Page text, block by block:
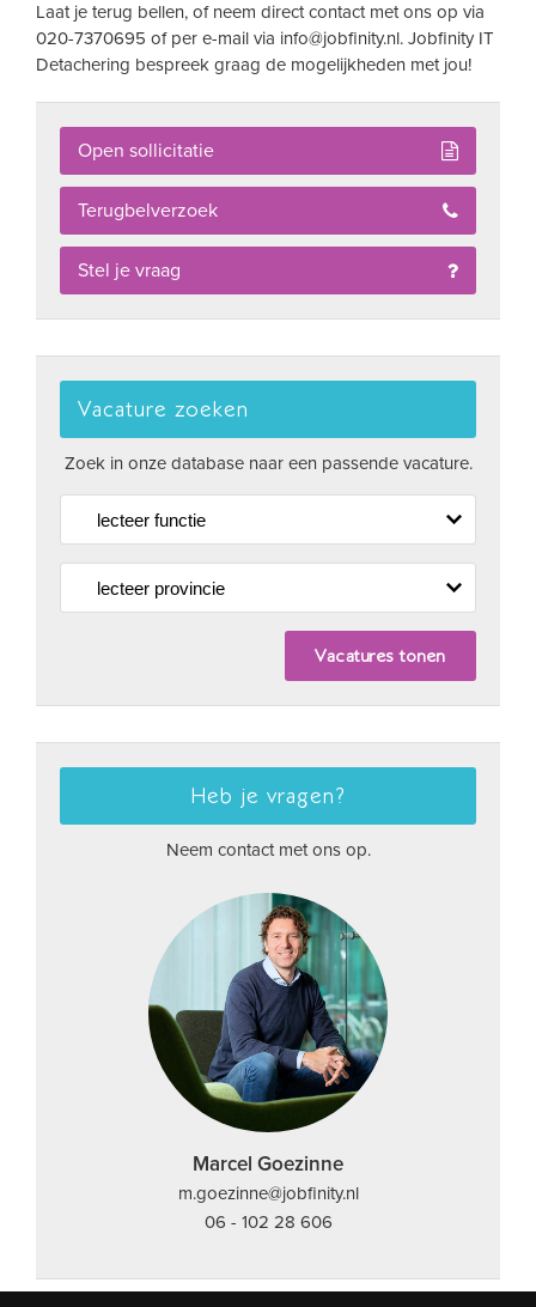
Laat je terug bellen, of neem direct contact met ons op via
020-7370695 of per e-mail via info@jobfinity.nl. Jobfinity IT
Detachering bespreek graag de mogelijkheden met jou!
Open sollicitatie
Terugbelverzoek
Stel je vraag
Vacature zoeken
Zoek in onze database naar een passende vacature.
Heb je vragen?
Neem contact met ons op.
Marcel Goezinne
m.goezinne@jobfinity.nl
06 - 102 28 606